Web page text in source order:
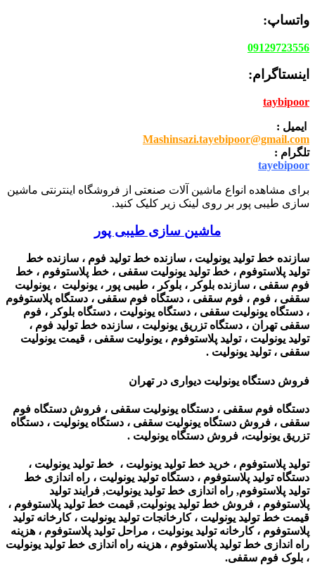
واتساپ:
09129723556
اینستاگرام:
taybipoor
ایمیل :
Mashinsazi.tayebipoor@gmail.com
تلگرام :
tayebipoor
برای مشاهده انواع ماشین آلات صنعتی از فروشگاه اینترنتی ماشین
سازی طیبی پور بر روی لینک زیر کلیک کنید.
ماشین سازی طیبی پور
سازنده خط تولید یونولیت ، سازنده خط تولید فوم ، سازنده خط
تولید پلاستوفوم ، خط تولید یونولیت سقفی ، خط پلاستوفوم ، خط
فوم سقفی ، سازنده بلوکر ، بلوکر ، طیبی پور ، یونولیت ، یونولیت
سقفی ، فوم ، فوم سقفی ، دستگاه فوم سقفی ، دستگاه پلاستوفوم
، دستگاه یونولیت سقفی ، دستگاه یونولیت ، دستگاه بلوکر ، فوم
سقفی تهران ، دستگاه تزریق یونولیت ، سازنده خط تولید فوم ،
تولید یونولیت ، تولید پلاستوفوم ، یونولیت سقفی ، قیمت یونولیت
سقفی ، تولید یونولیت .
فروش دستگاه یونولیت دیواری در تهران
دستگاه فوم سقفی ، دستگاه یونولیت سقفی ، فروش دستگاه فوم
سقفی ، فروش دستگاه یونولیت سقفی ، دستگاه یونولیت ، دستگاه
تزریق یونولیت، فروش دستگاه یونولیت .
تولید پلاستوفوم ، خرید خط تولید یونولیت ، خط تولید یونولیت ،
دستگاه تولید پلاستوفوم ، دستگاه تولید یونولیت ، راه اندازی خط
تولید پلاستوفوم, راه اندازی خط تولید یونولیت, فرایند تولید
پلاستوفوم ، فروش خط تولید یونولیت, قیمت خط تولید پلاستوفوم ،
قیمت خط تولید یونولیت ، کارخانجات تولید یونولیت ، کارخانه تولید
پلاستوفوم ، کارخانه تولید یونولیت ، مراحل تولید پلاستوفوم ، هزینه
راه اندازی خط تولید پلاستوفوم ، هزینه راه اندازی خط تولید یونولیت
، بلوک فوم سقفی.